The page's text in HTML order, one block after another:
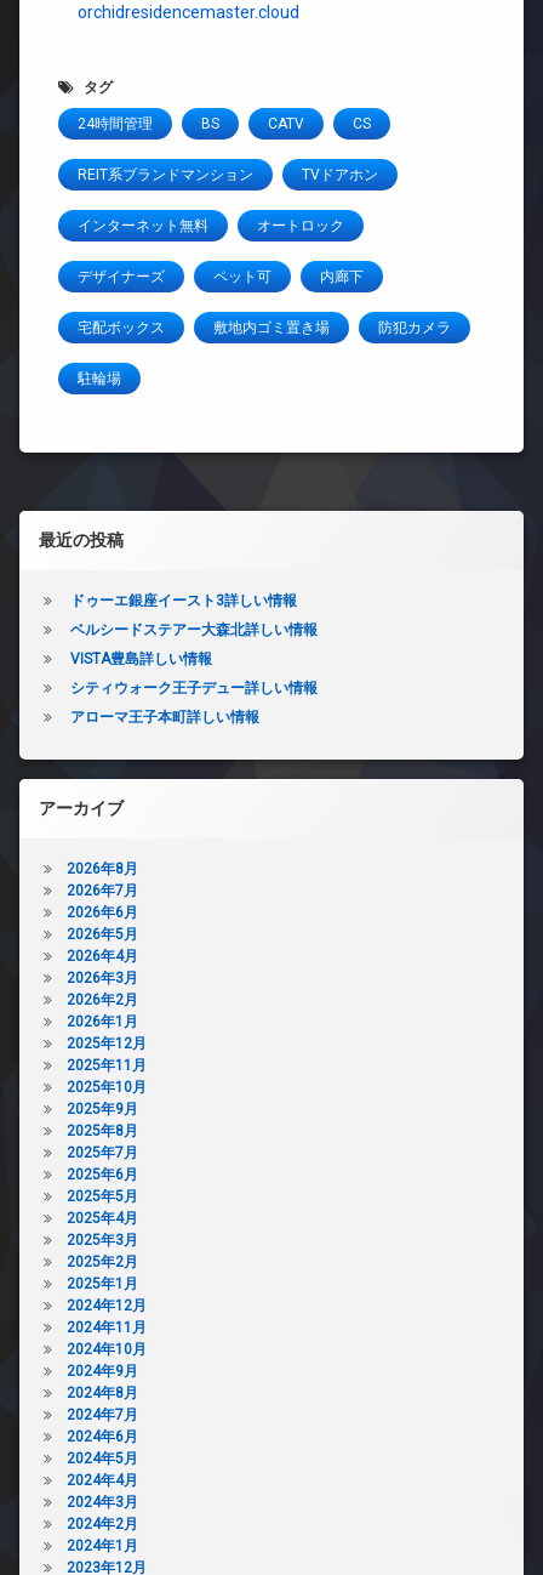
orchidresidencemaster.cloud
タグ
24時間管理 BS CATV CS
REIT系ブランドマンション TVドアホン
インターネット無料 オートロック
デザイナーズ ペット可 内廊下
宅配ボックス 敷地内ゴミ置き場 防犯カメラ
駐輪場
左サイドバー
最近の投稿
ドゥーエ銀座イースト3詳しい情報
ベルシードステアー大森北詳しい情報
VISTA豊島詳しい情報
シティウォーク王子デュー詳しい情報
アローマ王子本町詳しい情報
アーカイブ
2026年8月
2026年7月
2026年6月
2026年5月
2026年4月
2026年3月
2026年2月
2026年1月
2025年12月
2025年11月
2025年10月
2025年9月
2025年8月
2025年7月
2025年6月
2025年5月
2025年4月
2025年3月
2025年2月
2025年1月
2024年12月
2024年11月
2024年10月
2024年9月
2024年8月
2024年7月
2024年6月
2024年5月
2024年4月
2024年3月
2024年2月
2024年1月
2023年12月